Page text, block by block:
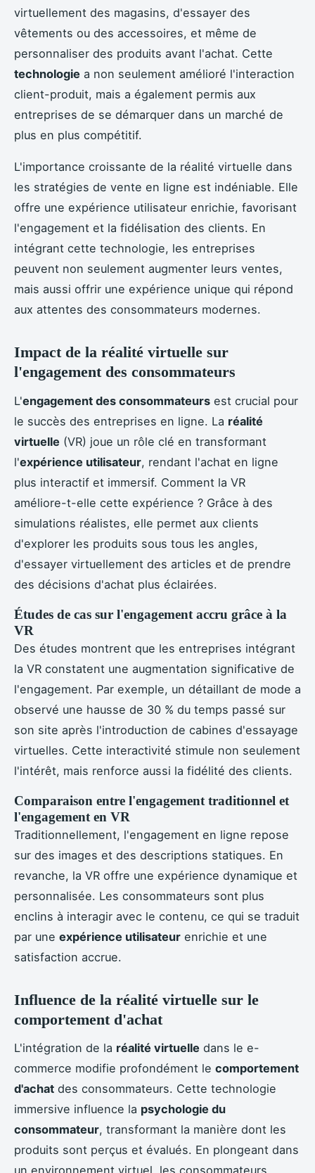
virtuellement des magasins, d'essayer des
vêtements ou des accessoires, et même de
personnaliser des produits avant l'achat. Cette
technologie a non seulement amélioré l'interaction
client-produit, mais a également permis aux
entreprises de se démarquer dans un marché de
plus en plus compétitif.
L'importance croissante de la réalité virtuelle dans
les stratégies de vente en ligne est indéniable. Elle
offre une expérience utilisateur enrichie, favorisant
l'engagement et la fidélisation des clients. En
intégrant cette technologie, les entreprises
peuvent non seulement augmenter leurs ventes,
mais aussi offrir une expérience unique qui répond
aux attentes des consommateurs modernes.
Impact de la réalité virtuelle sur
l'engagement des consommateurs
L'engagement des consommateurs est crucial pour
le succès des entreprises en ligne. La réalité
virtuelle (VR) joue un rôle clé en transformant
l'expérience utilisateur, rendant l'achat en ligne
plus interactif et immersif. Comment la VR
améliore-t-elle cette expérience ? Grâce à des
simulations réalistes, elle permet aux clients
d'explorer les produits sous tous les angles,
d'essayer virtuellement des articles et de prendre
des décisions d'achat plus éclairées.
Études de cas sur l'engagement accru grâce à la
VR
Des études montrent que les entreprises intégrant
la VR constatent une augmentation significative de
l'engagement. Par exemple, un détaillant de mode a
observé une hausse de 30 % du temps passé sur
son site après l'introduction de cabines d'essayage
virtuelles. Cette interactivité stimule non seulement
l'intérêt, mais renforce aussi la fidélité des clients.
Comparaison entre l'engagement traditionnel et
l'engagement en VR
Traditionnellement, l'engagement en ligne repose
sur des images et des descriptions statiques. En
revanche, la VR offre une expérience dynamique et
personnalisée. Les consommateurs sont plus
enclins à interagir avec le contenu, ce qui se traduit
par une expérience utilisateur enrichie et une
satisfaction accrue.
Influence de la réalité virtuelle sur le
comportement d'achat
L'intégration de la réalité virtuelle dans le e-
commerce modifie profondément le comportement
d'achat des consommateurs. Cette technologie
immersive influence la psychologie du
consommateur, transformant la manière dont les
produits sont perçus et évalués. En plongeant dans